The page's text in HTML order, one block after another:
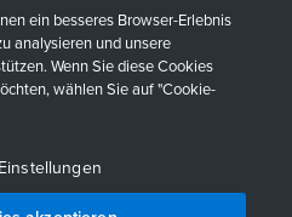
Español日本語
ein besseres Browser-Erlebnis
analysieren und unsere
Wenn Sie diese Cookies
wählen Sie auf "Cookie-